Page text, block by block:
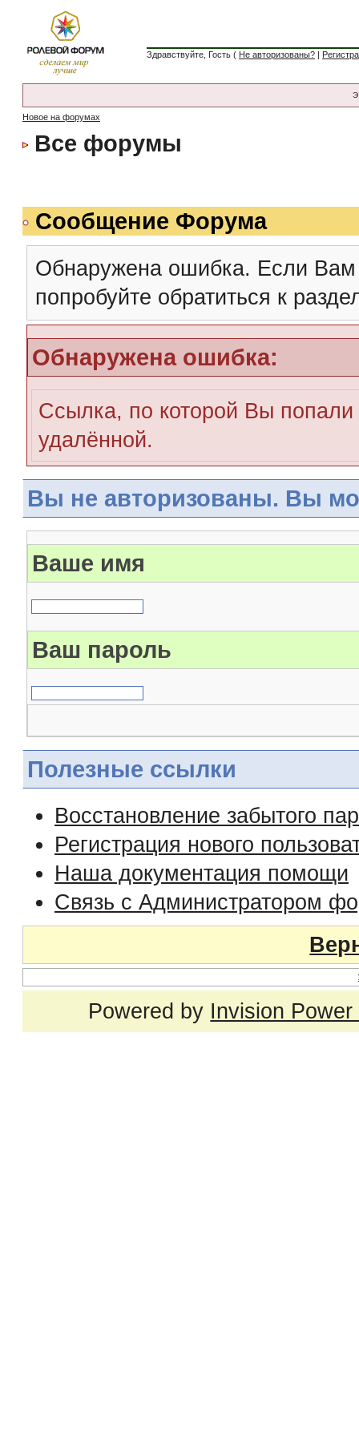
Здравствуйте, Гость ( Не авторизованы? |
Новое на форумах
Все форумы
Сообщение Форума
Обнаружена ошибка. Если
попробуйте обратиться к
Обнаружена ошибка:
Ссылка, по которой Вы попали
удалённой.
Вы не авторизованы. Вы
Ваше имя
Ваш пароль
Полезные ссылки
Восстановление забытого
Регистрация нового
Наша документация помощи
Связь с Администратором
Powered by Invision Power